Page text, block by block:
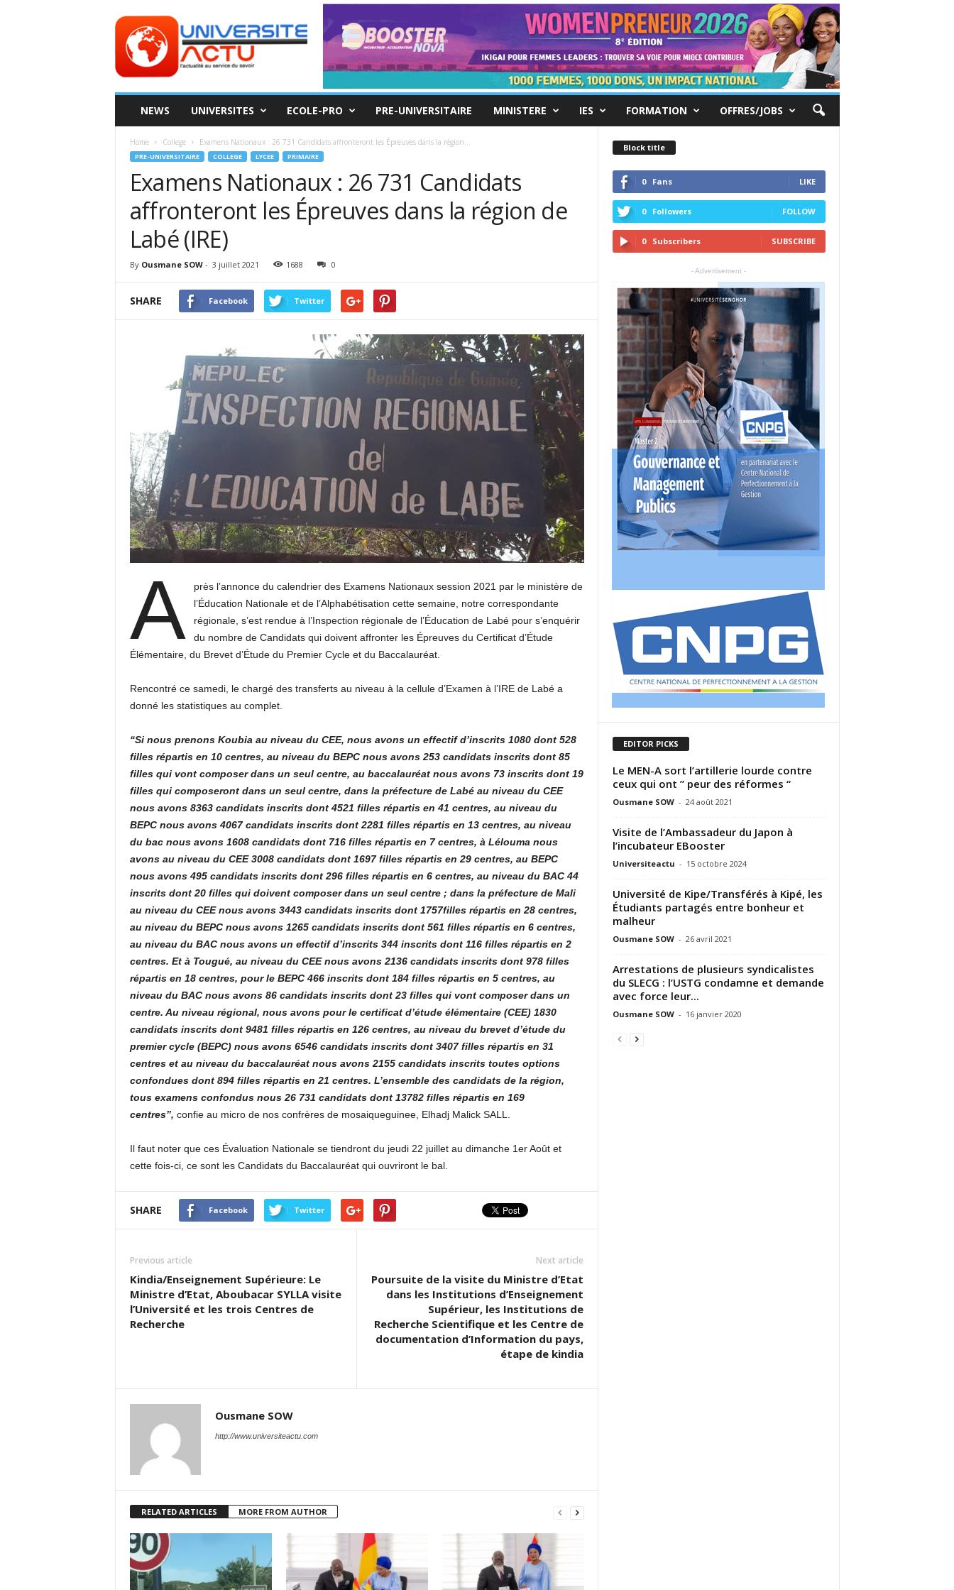
ACTU
NEWS UNIVERSITES ECOLE-PRO PRE-UNIVERSITAIRE MINISTERE IES FORMATION OFFRES/JOBS
Home College Examens Nationaux : 26 731 Candidats affronteront les Épreuves dans la région...
PRE-UNIVERSITAIRE COLLEGE LYCEE PRIMAIRE
Examens Nationaux : 26 731 Candidats
affronteront les Épreuves dans la région de
Labé (IRE)
By Ousmane SOW- 3 juillet 2021 1688 0
SHARE Facebook Twitter
A
près l’annonce du calendrier des Examens Nationaux session 2021 par le ministère de
l’Éducation Nationale et de l’Alphabétisation cette semaine, notre correspondante
régionale, s’est rendue à l’Inspection régionale de l’Éducation de Labé pour s’enquérir
du nombre de Candidats qui doivent affronter les Épreuves du Certificat d’Étude
Élémentaire, du Brevet d’Étude du Premier Cycle et du Baccalauréat.
Rencontré ce samedi, le chargé des transferts au niveau à la cellule d’Examen à l’IRE de Labé a
donné les statistiques au complet.
“Si nous prenons Koubia au niveau du CEE, nous avons un effectif d’inscrits 1080 dont 528
filles répartis en 10 centres, au niveau du BEPC nous avons 253 candidats inscrits dont 85
filles qui vont composer dans un seul centre, au baccalauréat nous avons 73 inscrits dont 19
filles qui composeront dans un seul centre, dans la préfecture de Labé au niveau du CEE
nous avons 8363 candidats inscrits dont 4521 filles répartis en 41 centres, au niveau du
BEPC nous avons 4067 candidats inscrits dont 2281 filles répartis en 13 centres, au niveau
du bac nous avons 1608 candidats dont 716 filles répartis en 7 centres, à Lélouma nous
avons au niveau du CEE 3008 candidats dont 1697 filles répartis en 29 centres, au BEPC
nous avons 495 candidats inscrits dont 296 filles répartis en 6 centres, au niveau du BAC 44
inscrits dont 20 filles qui doivent composer dans un seul centre ; dans la préfecture de Mali
au niveau du CEE nous avons 3443 candidats inscrits dont 1757filles répartis en 28 centres,
au niveau du BEPC nous avons 1265 candidats inscrits dont 561 filles répartis en 6 centres,
au niveau du BAC nous avons un effectif d’inscrits 344 inscrits dont 116 filles répartis en 2
centres. Et à Tougué, au niveau du CEE nous avons 2136 candidats inscrits dont 978 filles
répartis en 18 centres, pour le BEPC 466 inscrits dont 184 filles répartis en 5 centres, au
niveau du BAC nous avons 86 candidats inscrits dont 23 filles qui vont composer dans un
centre. Au niveau régional, nous avons pour le certificat d’étude élémentaire (CEE) 1830
candidats inscrits dont 9481 filles répartis en 126 centres, au niveau du brevet d’étude du
premier cycle (BEPC) nous avons 6546 candidats inscrits dont 3407 filles répartis en 31
centres et au niveau du baccalauréat nous avons 2155 candidats inscrits toutes options
confondues dont 894 filles répartis en 21 centres. L’ensemble des candidats de la région,
tous examens confondus nous 26 731 candidats dont 13782 filles répartis en 169
centres”, confie au micro de nos confrères de mosaiqueguinee, Elhadj Malick SALL.
Il faut noter que ces Évaluation Nationale se tiendront du jeudi 22 juillet au dimanche 1er Août et
cette fois-ci, ce sont les Candidats du Baccalauréat qui ouvriront le bal.
SHARE Facebook Twitter
Previous article
Kindia/Enseignement Supérieure: Le
Ministre d’Etat, Aboubacar SYLLA visite
l’Université et les trois Centres de
Recherche
Next article
Poursuite de la visite du Ministre d’Etat
dans les Institutions d’Enseignement
Supérieur, les Institutions de
Recherche Scientifique et les Centre de
documentation d’Information du pays,
étape de kindia
Ousmane SOW
http://www.universiteactu.com
RELATED ARTICLES MORE FROM AUTHOR
Block title
0 Fans LIKE
0 Followers FOLLOW
0 Subscribers SUBSCRIBE
- Advertisement -
EDITOR PICKS
Le MEN-A sort l’artillerie lourde contre
ceux qui ont ” peur des réformes “
Ousmane SOW - 24 août 2021
Visite de l’Ambassadeur du Japon à
l’incubateur EBooster
Universiteactu - 15 octobre 2024
Université de Kipe/Transférés à Kipé, les
Étudiants partagés entre bonheur et
malheur
Ousmane SOW - 26 avril 2021
Arrestations de plusieurs syndicalistes
du SLECG : l’USTG condamne et demande
avec force leur...
Ousmane SOW - 16 janvier 2020